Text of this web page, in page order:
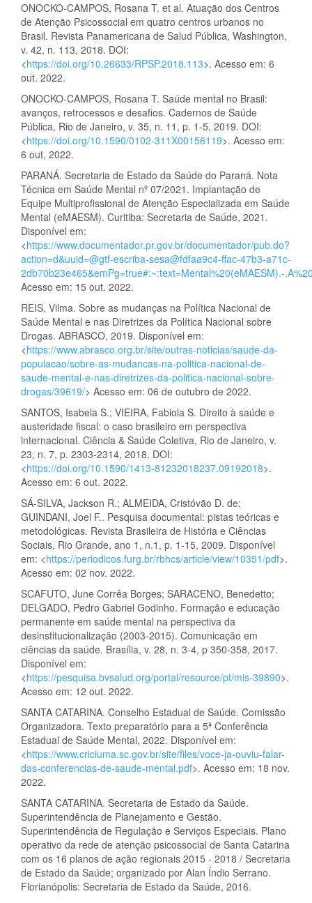
ONOCKO-CAMPOS, Rosana T. et al. Atuação dos Centros
de Atenção Psicossocial em quatro centros urbanos no
Brasil. Revista Panamericana de Salud Pública, Washington,
v. 42, n. 113, 2018. DOI:
<https://doi.org/10.26633/RPSP.2018.113>. Acesso em: 6
out. 2022.
ONOCKO-CAMPOS, Rosana T. Saúde mental no Brasil:
avanços, retrocessos e desafios. Cadernos de Saúde
Pública, Rio de Janeiro, v. 35, n. 11, p. 1-5, 2019. DOI:
<https://doi.org/10.1590/0102-311X00156119>. Acesso em:
6 out, 2022.
PARANÁ. Secretaria de Estado da Saúde do Paraná. Nota
Técnica em Saúde Mental nº 07/2021. Implantação de
Equipe Multiprofissional de Atenção Especializada em Saúde
Mental (eMAESM). Curitiba: Secretaria de Saúde, 2021.
Disponível em:
<https://www.documentador.pr.gov.br/documentador/pub.do?
action=d&uuid=@gtf-escriba-sesa@fdfaa9c4-ffac-47b3-a71c-
2db70b23e465&emPg=true#:~:text=Mental%20(eMAESM).-
Acesso em: 15 out. 2022.
REIS, Vilma. Sobre as mudanças na Política Nacional de
Saúde Mental e nas Diretrizes da Política Nacional sobre
Drogas. ABRASCO, 2019. Disponível em:
<https://www.abrasco.org.br/site/outras-noticias/saude-da-
populacao/sobre-as-mudancas-na-politica-nacional-de-
saude-mental-e-nas-diretrizes-da-politica-nacional-sobre-
drogas/39619/> Acesso em: 06 de outubro de 2022.
SANTOS, Isabela S.; VIEIRA, Fabiola S. Direito à saúde e
austeridade fiscal: o caso brasileiro em perspectiva
internacional. Ciência & Saúde Coletiva, Rio de Janeiro, v.
23, n. 7, p. 2303-2314, 2018. DOI:
<https://doi.org/10.1590/1413-81232018237.09192018>.
Acesso em: 6 out. 2022.
SÁ-SILVA, Jackson R.; ALMEIDA, Cristóvão D. de;
GUINDANI, Joel F.. Pesquisa documental: pistas teóricas e
metodológicas. Revista Brasileira de História e Ciências
Sociais, Rio Grande, ano 1, n.1, p. 1-15, 2009. Disponível
em: <https://periodicos.furg.br/rbhcs/article/view/10351/pdf>.
Acesso em: 02 nov. 2022.
SCAFUTO, June Corrêa Borges; SARACENO, Benedetto;
DELGADO, Pedro Gabriel Godinho. Formação e educação
permanente em saúde mental na perspectiva da
desinstitucionalização (2003-2015). Comunicação em
ciências da saúde. Brasília, v. 28, n. 3-4, p 350-358, 2017.
Disponível em:
<https://pesquisa.bvsalud.org/portal/resource/pt/mis-39890>.
Acesso em: 12 out. 2022.
SANTA CATARINA. Conselho Estadual de Saúde. Comissão
Organizadora. Texto preparatório para a 5ª Conferência
Estadual de Saúde Mental, 2022. Disponível em:
<https://www.criciuma.sc.gov.br/site/files/voce-ja-ouviu-falar-
das-conferencias-de-saude-mental.pdf>. Acesso em: 18 nov.
2022.
SANTA CATARINA. Secretaria de Estado da Saúde.
Superintendência de Planejamento e Gestão.
Superintendência de Regulação e Serviços Especiais. Plano
operativo da rede de atenção psicossocial de Santa Catarina
com os 16 planos de ação regionais 2015 - 2018 / Secretaria
de Estado da Saúde; organizado por Alan Índio Serrano.
Florianópolis: Secretaria de Estado da Saúde, 2016.